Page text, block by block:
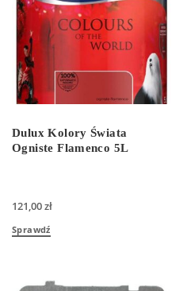
Dulux Kolory Świata
Ogniste Flamenco 5L
121,00zł
Sprawdź